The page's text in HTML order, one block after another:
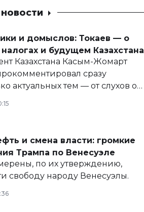
НОВОСТИ
и домыслов: Токаев — о
налогах и будущем Казахстана
Казахстана Касым-Жомарт
сразу
актуальных тем — от слухов о
и личного здоровья.
и смена власти: громкие
Трампа по Венесуэле
по их утверждению,
свободу народу Венесуэлы.